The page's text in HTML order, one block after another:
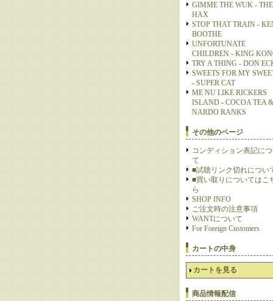
GIMME THE WUK - THE
HAX
STOP THAT TRAIN -
BOOTHE
UNFORTUNATE
CHILDREN - KING
TRY A THING - DON
SWEETS FOR MY
- SUPER CAT
ME NU LIKE RICKERS
ISLAND - COCOA TEA &
NARDO RANKS
その他のページ
コンディション表記に
て
■試聴リンク切れについ
■買い取りについてはこ
ら
SHOP INFO
ご注文時の注意事項
WANTについて
For Foreign Customers
カートの中身
カートを見る
商品情報配信